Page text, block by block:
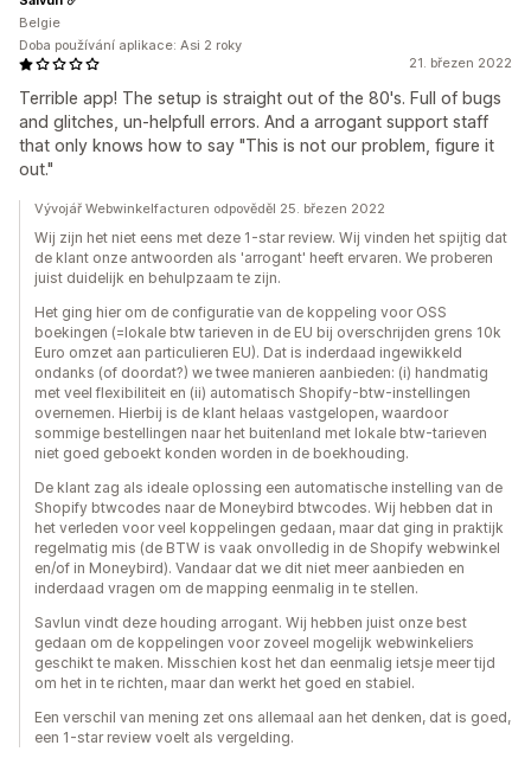
21. březen 2022
Terrible app! The setup is straight out of the 80's. Full of bugs
and glitches, un-helpfull errors. And a arrogant support staff
that only knows how to say "This is not our problem, figure it
out."
Belgie
Doba používání aplikace: Asi 2 roky
Vývojář Webwinkelfacturen odpověděl 25. březen 2022
Wij zijn het niet eens met deze 1-star review. Wij vinden het spijtig dat
de klant onze antwoorden als 'arrogant' heeft ervaren. We proberen
juist duidelijk en behulpzaam te zijn.
Het ging hier om de configuratie van de koppeling voor OSS
boekingen (=lokale btw tarieven in de EU bij overschrijden grens 10k
Euro omzet aan particulieren EU). Dat is inderdaad ingewikkeld
ondanks (of doordat?) we twee manieren aanbieden: (i) handmatig
met veel flexibiliteit en (ii) automatisch Shopify-btw-instellingen
overnemen. Hierbij is de klant helaas vastgelopen, waardoor
sommige bestellingen naar het buitenland met lokale btw-tarieven
niet goed geboekt konden worden in de boekhouding.
De klant zag als ideale oplossing een automatische instelling van de
Shopify btwcodes naar de Moneybird btwcodes. Wij hebben dat in
het verleden voor veel koppelingen gedaan, maar dat ging in praktijk
regelmatig mis (de BTW is vaak onvolledig in de Shopify webwinkel
en/of in Moneybird). Vandaar dat we dit niet meer aanbieden en
inderdaad vragen om de mapping eenmalig in te stellen.
Savlun vindt deze houding arrogant. Wij hebben juist onze best
gedaan om de koppelingen voor zoveel mogelijk webwinkeliers
geschikt te maken. Misschien kost het dan eenmalig ietsje meer tijd
om het in te richten, maar dan werkt het goed en stabiel.
Een verschil van mening zet ons allemaal aan het denken, dat is goed,
een 1-star review voelt als vergelding.